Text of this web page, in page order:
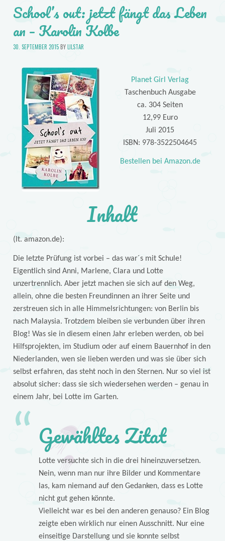
School’s out: jetzt fängt das Leben
an – Karolin Kolbe
30. SEPTEMBER 2015BYLILSTAR
Planet Girl Verlag
Taschenbuch Ausgabe
ca. 304 Seiten
12,99 Euro
Juli 2015
ISBN: 978-3522504645
Bestellen bei Amazon.de
Inhalt
(lt. amazon.de):
Die letzte Prüfung ist vorbei – das war´s mit Schule!
Eigentlich sind Anni, Marlene, Clara und Lotte
unzertrennlich. Aber jetzt machen sie sich auf den Weg,
allein, ohne die besten Freundinnen an ihrer Seite und
zerstreuen sich in alle Himmelsrichtungen: von Berlin bis
nach Malaysia. Trotzdem bleiben sie verbunden über ihren
Blog! Was sie in diesem einen Jahr erleben werden, ob bei
Hilfsprojekten, im Studium oder auf einem Bauernhof in den
Niederlanden, wen sie lieben werden und was sie über sich
selbst erfahren, das steht noch in den Sternen. Nur so viel ist
absolut sicher: dass sie sich wiedersehen werden – genau in
einem Jahr, bei Lotte im Garten.
Gewähltes Zitat
Lotte versuchte sich in die drei hineinzuversetzen.
Nein, wenn man nur ihre Bilder und Kommentare
las, kam niemand auf den Gedanken, dass es Lotte
nicht gut gehen könnte.
Vielleicht war es bei den anderen genauso? Ein Blog
zeigte eben wirklich nur einen Ausschnitt. Nur eine
einseitige Darstellung und sie konnte selbst